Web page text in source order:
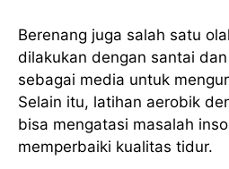
Berenang juga salah satu
dilakukan dengan santai
sebagai media untuk
Selain itu, latihan aerobik
bisa mengatasi masalah
memperbaiki kualitas tidur.